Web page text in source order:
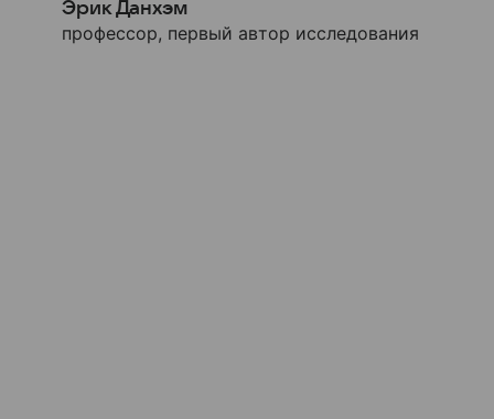
Эрик Данхэм
профессор, первый автор исследования